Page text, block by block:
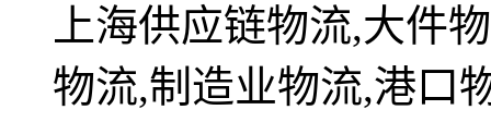
上海供应链物流,大件
物流,制造业物流,港口